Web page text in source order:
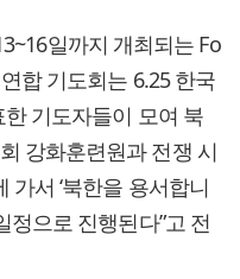
일까지 개최되는 Fo
합 기도회는 6.25 한국
기도자들이 모여 북
강화훈련원과 전쟁 시
서 ‘북한을 용서합니
정으로 진행된다”고 전